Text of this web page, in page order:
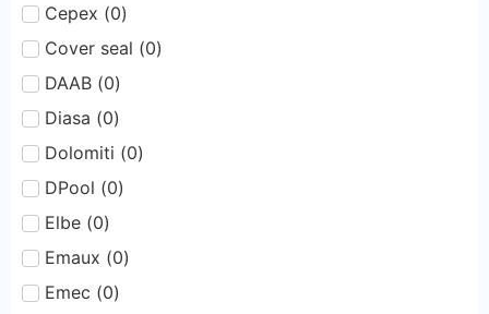
Cepex (0)
Cover seal (0)
DAAB (0)
Diasa (0)
Dolomiti (0)
DPool (0)
Elbe (0)
Emaux (0)
Emec (0)